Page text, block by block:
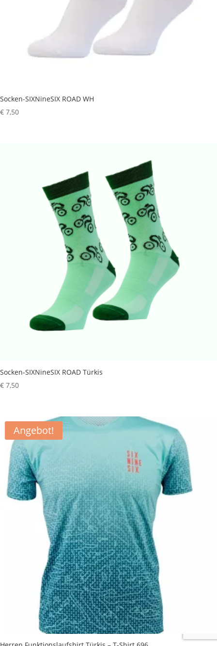
Socken-SIXNineSIX ROAD WH
€ 7,50
Socken-SIXNineSIX ROAD Türkis
€ 7,50
Angebot!